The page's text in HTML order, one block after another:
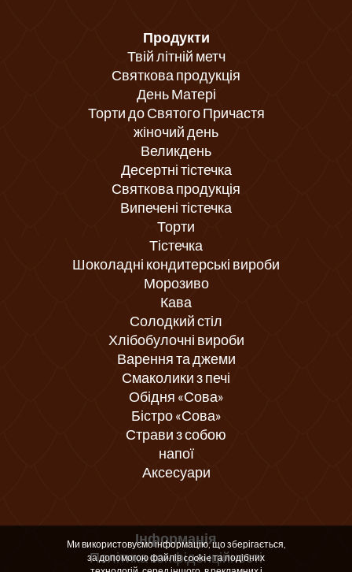
Продукти
Твій літній метч
Святкова продукція
День Матері
Торти до Святого Причастя
жіночий день
Великдень
Десертні тістечка
Святкова продукція
Випечені тістечка
Торти
Тістечка
Шоколадні кондитерські вироби
Морозиво
Кава
Солодкий стіл
Хлібобулочні вироби
Варення та джеми
Смаколики з печі
Обідня «Сова»
Бістро «Сова»
Страви з собою
напої
Аксесуари
Інформація
Політика конфіденційності
Ми використовуємо інформацію, що зберігається,
за допомогою файлів cookie та подібних